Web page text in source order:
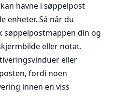
havne i søppelpost
enheter. Så når du
din og
eller notat.
eller
fordi noen
innen en viss